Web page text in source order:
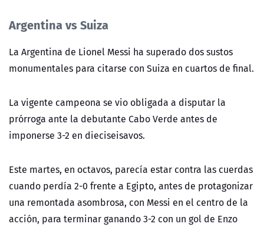
Argentina vs Suiza
La Argentina de Lionel Messi ha superado dos sustos
monumentales para citarse con Suiza en cuartos de final.
La vigente campeona se vio obligada a disputar la
prórroga ante la debutante Cabo Verde antes de
imponerse 3-2 en dieciseisavos.
Este martes, en octavos, parecía estar contra las cuerdas
cuando perdía 2-0 frente a Egipto, antes de protagonizar
una remontada asombrosa, con Messi en el centro de la
acción, para terminar ganando 3-2 con un gol de Enzo